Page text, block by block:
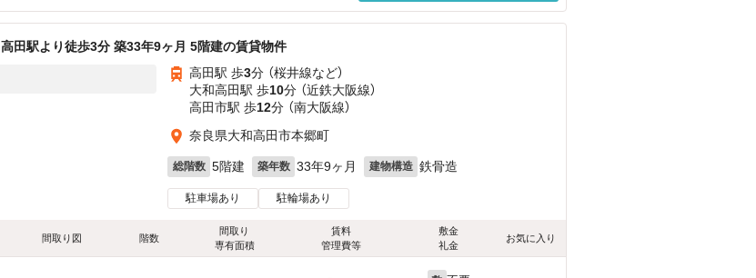
高田駅より徒歩3分 築33年9ヶ月 5階建の賃貸物件
高田駅 歩3分 （桜井線など）
大和高田駅 歩10分 （近鉄大阪線）
高田市駅 歩12分 （南大阪線）
奈良県大和高田市本郷町
総階数 5階建 築年数 33年9ヶ月 建物構造 鉄骨造
駐車場あり 駐輪場あり
間取り図 階数
間取り
専有面積
賃料
管理費等
敷金
礼金
お気に入り